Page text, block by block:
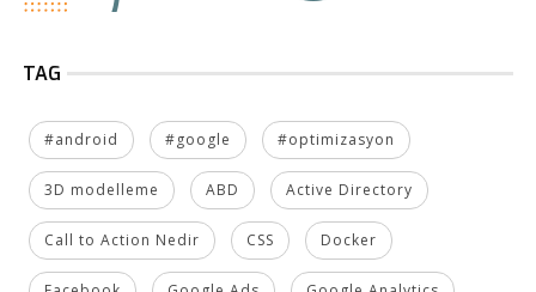
TAG
#android #google #optimizasyon
3D modelleme ABD Active Directory
Call to Action Nedir CSS Docker